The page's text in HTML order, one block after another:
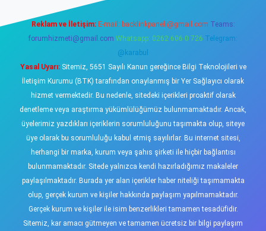
Reklam ve İletişim: E-mail: backlinkpaneli@gmail.com Teams:
forumhizmeti@gmail.com Whatsapp: 0262 606 0 726 Telegram:
@karabul
Yasal Uyarı:Sitemiz, 5651 Sayılı Kanun gereğince Bilgi Teknolojileri ve
İletişim Kurumu (BTK) tarafından onaylanmış bir Yer Sağlayıcı olarak
hizmet vermektedir. Bu nedenle, sitedeki içerikleri proaktif olarak
denetleme veya araştırma yükümlülüğümüz bulunmamaktadır. Ancak,
üyelerimiz yazdıkları içeriklerin sorumluluğunu taşımakta olup, siteye
üye olarak bu sorumluluğu kabul etmiş sayılırlar. Bu internet sitesi,
herhangi bir marka, kurum veya şahıs şirketi ile hiçbir bağlantısı
bulunmamaktadır. Sitede yalnızca kendi hazırladığımız makaleler
paylaşılmaktadır. Burada yer alan içerikler haber niteliği taşımamakta
olup, gerçek kurum ve kişiler hakkında paylaşım yapılmamaktadır.
Gerçek kurum ve kişiler ile isim benzerlikleri tamamen tesadüfidir.
Sitemiz, kar amacı gütmeyen ve tamamen ücretsiz bir bilgi paylaşım